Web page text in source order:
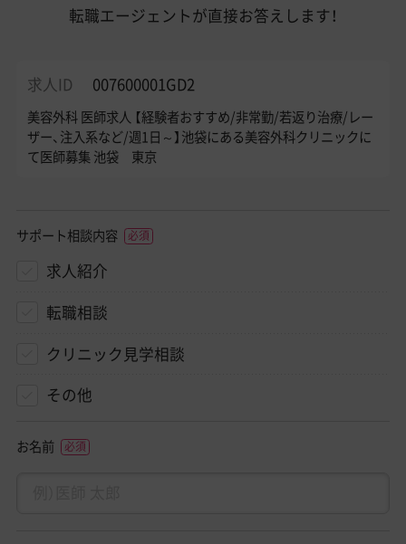
転職エージェントが直接お答えします！
求人ID 007600001GD2
美容外科 医師求人 【経験者おすすめ/非常勤/若返り治療/レー
ザー、注入系など/週1日～】池袋にある美容外科クリニックに
て医師募集 池袋 東京
サポート相談内容
求人紹介
転職相談
クリニック見学相談
その他
お名前